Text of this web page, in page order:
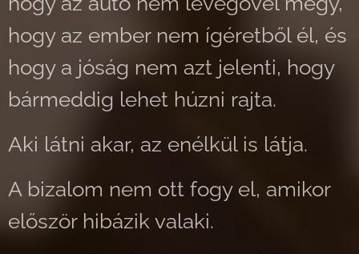
hogy az ember nem ígéretből él, és
hogy a jóság nem azt jelenti, hogy
bármeddig lehet húzni rajta.
Aki látni akar, az enélkül is látja.
A bizalom nem ott fogy el, amikor
először hibázik valaki.